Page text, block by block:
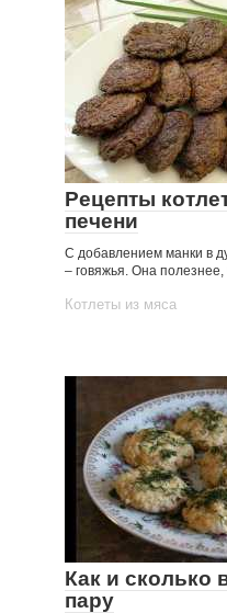
Рецепты
печени
С добавлением манки в
– говяжья. Она
Котлеты из мяса
Как и сколько
пару